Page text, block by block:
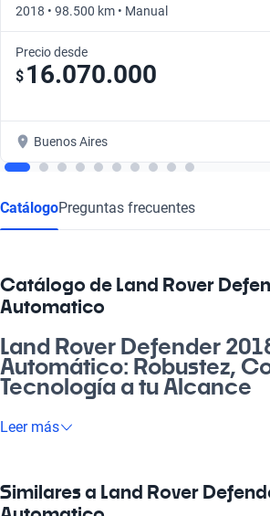
2018 • 98.500 km • Manual
Precio desde
$ 16.070.000
Buenos Aires
CatálogoPreguntas frecuentes
Catálogo de Land Rover
Automatico
Land Rover Defender
Automático: Robustez,
Tecnología a tu Alcance
El Land Rover Defender 2018 Automático
tiempo, este vehículo se adapta a tus
sea para ir a laburar, salir con amigos o
Leer más
Similares a Land Rover